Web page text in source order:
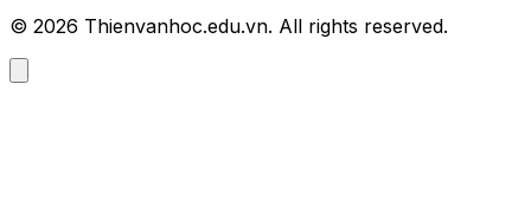
© 2026 Thienvanhoc.edu.vn. All rights reserved.